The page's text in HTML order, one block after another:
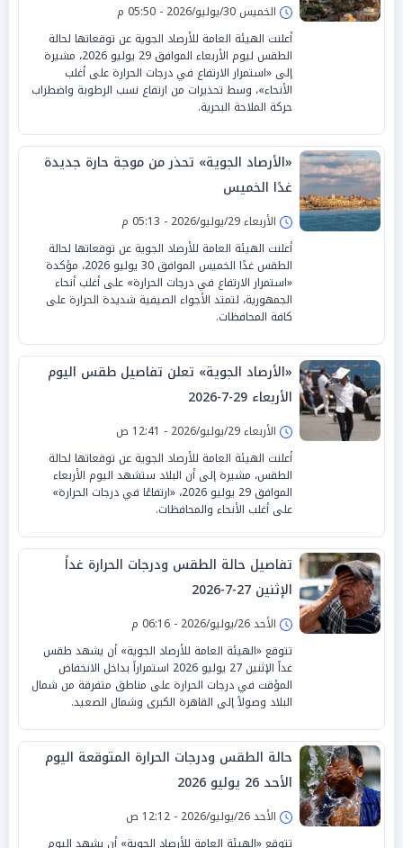
الخميس 30/يوليو/2026 - 05:50 م
أعلنت الهيئة العامة للأرصاد الجوية عن توقعاتها لحالة
الطقس ليوم الأربعاء الموافق 29 يوليو 2026، مشيرة
إلى «استمرار الارتفاع في درجات الحرارة على أغلب
الأنحاء»، وسط تحذيرات من ارتفاع نسب الرطوبة واضطراب
حركة الملاحة البحرية.
«الأرصاد الجوية» تحذر من موجة حارة جديدة
غدًا الخميس
الأربعاء 29/يوليو/2026 - 05:13 م
أعلنت الهيئة العامة للأرصاد الجوية عن توقعاتها لحالة
الطقس غدًا الخميس الموافق 30 يوليو 2026، مؤكدة
«استمرار الارتفاع في درجات الحرارة» على أغلب أنحاء
الجمهورية، لتمتد الأجواء الصيفية شديدة الحرارة على
كافة المحافظات.
«الأرصاد الجوية» تعلن تفاصيل طقس اليوم
الأربعاء 29-7-2026
الأربعاء 29/يوليو/2026 - 12:41 ص
أعلنت الهيئة العامة للأرصاد الجوية عن توقعاتها لحالة
الطقس، مشيرة إلى أن البلاد ستشهد اليوم الأربعاء
الموافق 29 يوليو 2026، «ارتفاعًا في درجات الحرارة»
على أغلب الأنحاء والمحافظات.
تفاصيل حالة الطقس ودرجات الحرارة غداً
الإثنين 27-7-2026
الأحد 26/يوليو/2026 - 06:16 م
تتوقع «الهيئة العامة للأرصاد الجوية» أن يشهد طقس
غداً الإثنين 27 يوليو 2026 استمراراً بداخل الانخفاض
المؤقت في درجات الحرارة على مناطق متفرقة من شمال
البلاد وصولاً إلى القاهرة الكبرى وشمال الصعيد.
حالة الطقس ودرجات الحرارة المتوقعة اليوم
الأحد 26 يوليو 2026
الأحد 26/يوليو/2026 - 12:12 ص
تتوقع «الهيئة العامة للأرصاد الجوية» أن يشهد اليوم